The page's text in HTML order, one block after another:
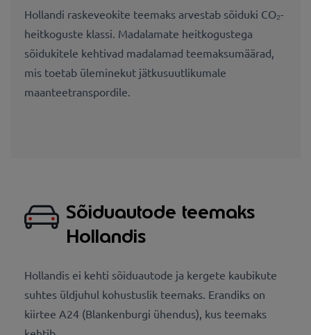
Hollandi raskeveokite teemaks arvestab sõiduki CO₂-
heitkoguste klassi. Madalamate heitkogustega
sõidukitele kehtivad madalamad teemaksumäärad,
mis toetab üleminekut jätkusuutlikumale
maanteetranspordile.
Sõiduautode teemaks
Hollandis
Hollandis ei kehti sõiduautode ja kergete kaubikute
suhtes üldjuhul kohustuslik teemaks. Erandiks on
kiirtee A24 (Blankenburgi ühendus), kus teemaks